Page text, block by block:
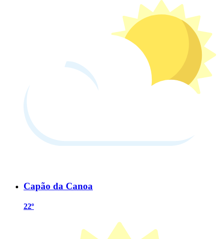
Capão da Canoa
22º